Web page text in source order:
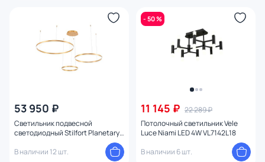
53 950 ₽
Светильник подвесной
светодиодный Stilfort Planetary /
Планетари 110W LED 2800-6500К
(теплый, белый, холодный)
В наличии 12 шт.
- 50 %
11 145 ₽ 22 289 ₽
Потолочный светильник Vele
Luce Niami LED 4W VL7142L18
В наличии 6 шт.